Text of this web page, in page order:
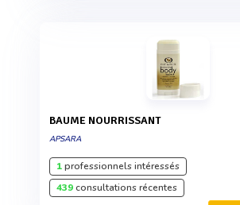
BAUME NOURRISSANT
APSARA
1professionnels intéressés
439consultations récentes